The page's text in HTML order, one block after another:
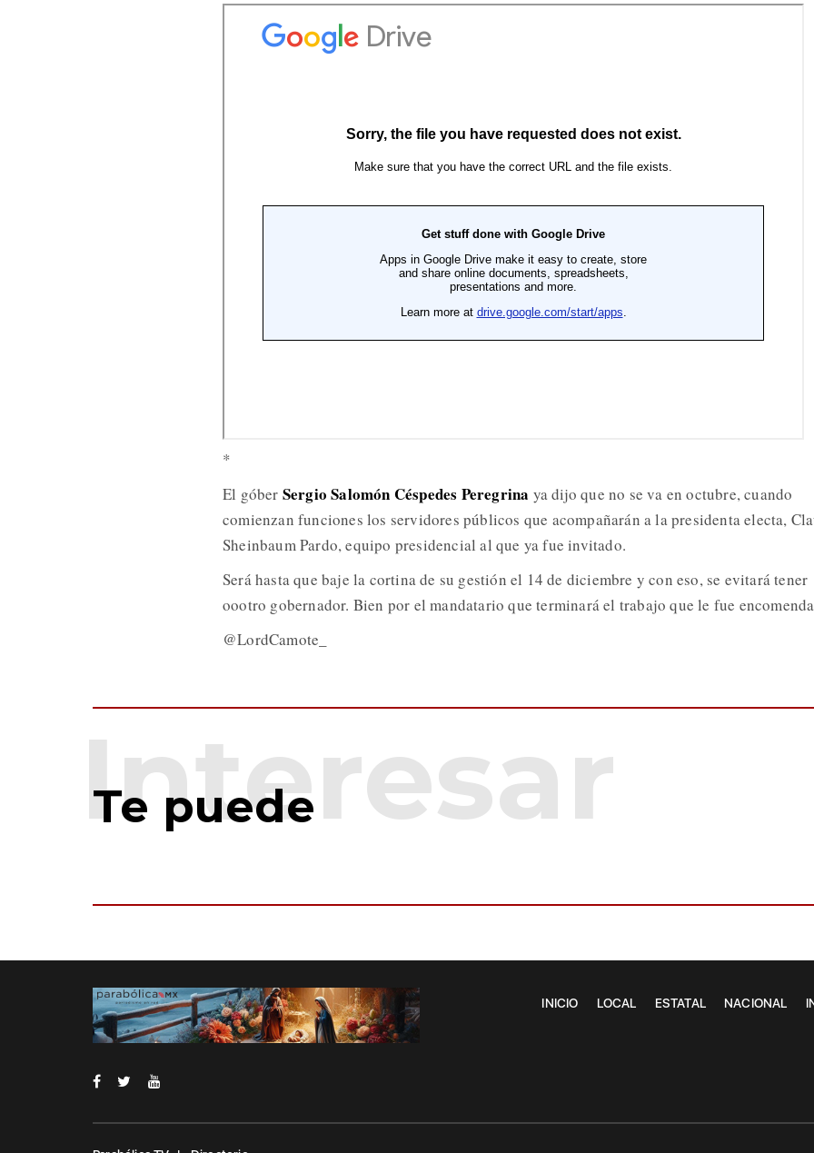
*
El góber Sergio Salomón Céspedes Peregrina ya dijo que no se va en octubre, cuando
comienzan funciones los servidores públicos que acompañarán a la presidenta electa,
Sheinbaum Pardo, equipo presidencial al que ya fue invitado.
Será hasta que baje la cortina de su gestión el 14 de diciembre y con eso, se evitará tener
oootro gobernador. Bien por el mandatario que terminará el trabajo que le fue
@LordCamote_
Te puede
INICIO LOCAL ESTATAL NACIONAL